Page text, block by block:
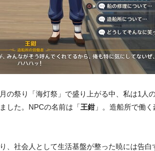
の祭り「海灯祭」で盛り上がる中、私は1人
した。NPCの名前は「王鉗」。造船所で働く
、社会人として生活基盤が整った暁には告白